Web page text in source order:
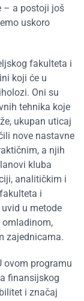
– a postoji još
uskoro
fakulteta i
koji će u
Oni su
tehnika koje
ukupan uticaj
nove nastavne
a njih
kluba
analitičkim i
i
u metode
omladinom,
zajednicama.
ovom programu
finansijskog
i značaj